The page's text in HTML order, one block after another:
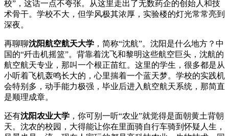
校”，这话一点不夸张。从这里走出了无数药企的创始人和技
术骨干。学校不大，但学风极其浓厚，实验楼的灯光常常亮到
深夜。
再聊聊沈阳航空航天大学 ，简称“沈航”。沈阳是什么地方？中
国的“歼击机摇篮”。背靠着沈飞和黎明这些航空巨头，沈航的
航空航天专业，那叫一个根正苗红。这里的学生，很多都是从
小听着飞机轰鸣长大的，心里揣着一个蓝天梦。学校的实践机
会特别多，动手能力极强，毕业后进入航空航天系统，那简直
是顺理成章。
还有沈阳农业大学 ，你可别一听“农业”就觉得是面朝黄土背朝
天。沈农的校园，大得能让你在里面骑自行车骑到怀疑人生，